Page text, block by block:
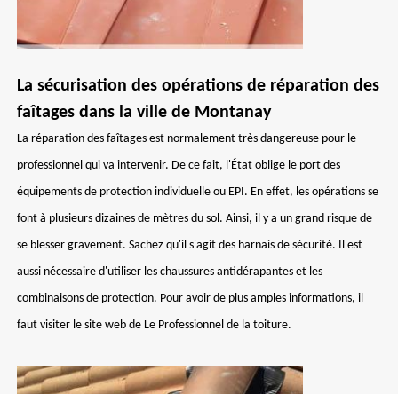
La sécurisation des opérations de réparation des
faîtages dans la ville de Montanay
La réparation des faîtages est normalement très dangereuse pour le
professionnel qui va intervenir. De ce fait, l'État oblige le port des
équipements de protection individuelle ou EPI. En effet, les opérations se
font à plusieurs dizaines de mètres du sol. Ainsi, il y a un grand risque de
se blesser gravement. Sachez qu'il s'agit des harnais de sécurité. Il est
aussi nécessaire d'utiliser les chaussures antidérapantes et les
combinaisons de protection. Pour avoir de plus amples informations, il
faut visiter le site web de Le Professionnel de la toiture.